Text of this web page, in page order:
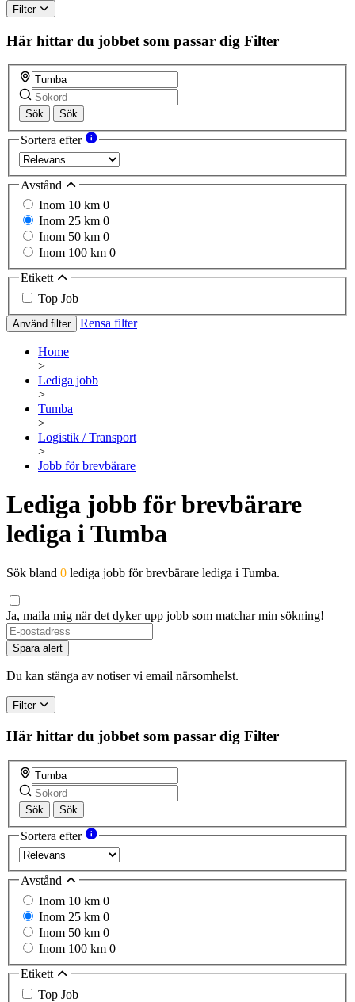
Filter
Här hittar du jobbet som passar dig Filter
Sök Sök
Sortera efter
Avstånd
Inom 10 km 0
Inom 25 km 0
Inom 50 km 0
Inom 100 km 0
Etikett
Top Job
Använd filter Rensa filter
Home
>
Lediga jobb
>
Tumba
>
Logistik / Transport
>
Jobb för brevbärare
Lediga jobb för brevbärare
lediga i Tumba
Sök bland 0 lediga jobb för brevbärare lediga i Tumba.
Ja, maila mig när det dyker upp jobb som matchar min sökning!
Spara alert
Du kan stänga av notiser vi email närsomhelst.
Filter
Här hittar du jobbet som passar dig Filter
Sök Sök
Sortera efter
Avstånd
Inom 10 km 0
Inom 25 km 0
Inom 50 km 0
Inom 100 km 0
Etikett
Top Job